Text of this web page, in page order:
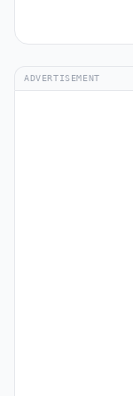
ADVERTISEMENT